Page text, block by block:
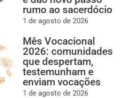
rumo ao sacerdócio
1 de agosto de 2026
Mês Vocacional
2026: comunidades
que despertam,
testemunham e
enviam vocações
1 de agosto de 2026